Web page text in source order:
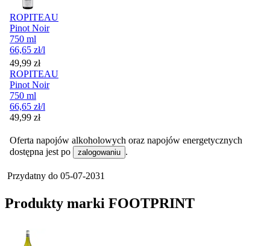
ROPITEAU
Pinot Noir
750 ml
66,65 zł/l
Cena
49,99 zł
ROPITEAU
Pinot Noir
750 ml
66,65 zł/l
Cena
49,99 zł
Oferta napojów alkoholowych oraz napojów energetycznych
dostępna jest po
zalogowaniu .
Przydatny do 05-07-2031
Produkty marki FOOTPRINT